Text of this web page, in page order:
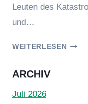
Leuten des
und…
WEITERLESENDOJO
ARCHIV
Juli 2026